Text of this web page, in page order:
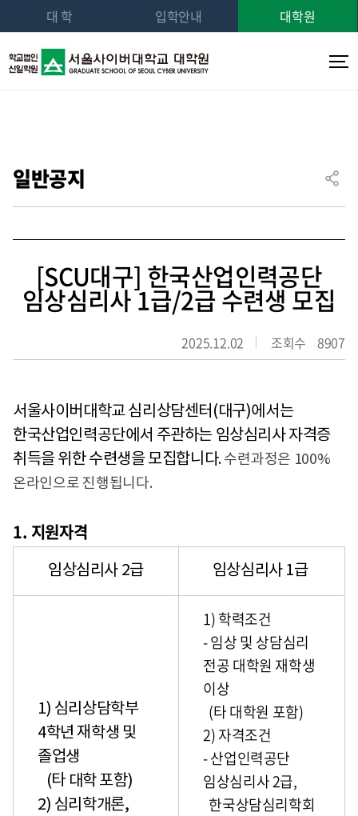
대 학 입학안내 대학원
일반공지
[SCU대구] 한국산업인력공단
임상심리사 1급/2급 수련생 모집
2025.12.02 조회수 8907
서울사이버대학교 심리상담센터(대구)에서는
한국산업인력공단에서 주관하는 임상심리사 자격증
취득을 위한 수련생을 모집합니다.수련과정은 100%
온라인으로 진행됩니다.
1. 지원자격
임상심리사 2급 임상심리사 1급
1) 심리상담학부
4학년 재학생 및
졸업생
(타 대학 포함)
2) 심리학개론,
1) 학력조건
- 임상 및 상담심리
전공 대학원 재학생
이상
(타 대학원 포함)
2) 자격조건
- 산업인력공단
임상심리사 2급,
한국상담심리학회